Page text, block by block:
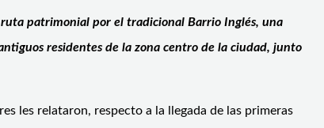
patrimonial por el tradicional Barrio Inglés, una
residentes de la zona centro de la ciudad, junto
les relataron, respecto a la llegada de las primeras